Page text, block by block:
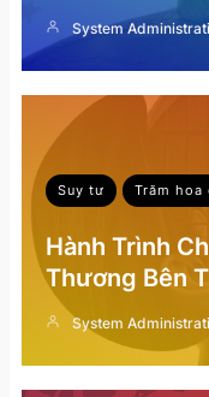
System
Suy tư Trăm hoa
Hành Trình
Thương Bên
System